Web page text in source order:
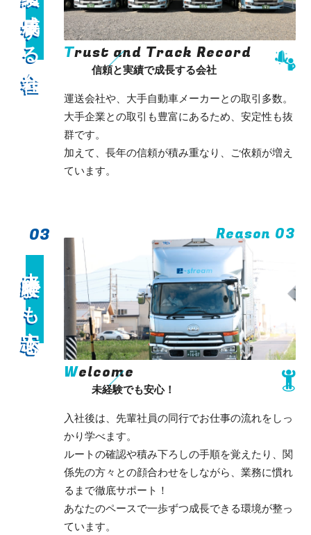
Trust and Track Record
信頼と実績で成長する会社
運送会社や、大手自動車メーカーとの取引多数。
⼤⼿企業との取引も豊富にあるため、安定性も抜
群です。
加えて、⻑年の信頼が積み重なり、ご依頼が増え
ています。
Reason 03
Welcome
未経験でも安心！
入社後は、先輩社員の同行でお仕事の流れをしっ
かり学べます。
ルートの確認や積み下ろしの手順を覚えたり、関
係先の方々との顔合わせをしながら、業務に慣れ
るまで徹底サポート！
あなたのペースで一歩ずつ成長できる環境が整っ
ています。
03
未経験でも安心！
未経験でも安心！